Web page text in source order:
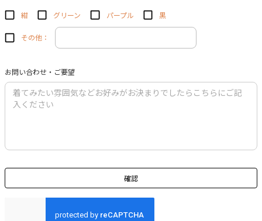
紺 グリーン パープル 黒
その他：
お問い合わせ・ご要望
確認